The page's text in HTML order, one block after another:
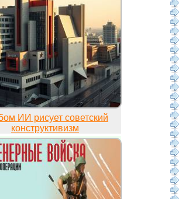
ИИ рисует советский
конструктивизм